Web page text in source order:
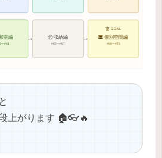
→ →
室編
〜#61
📦 収納編
#62〜#67
🎹 個別空間編
#68〜#73
🏆 GOAL
上がります 🏠👓🔥